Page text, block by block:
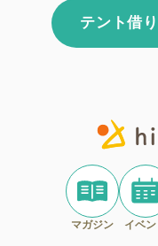
テント借
マガジン イベン